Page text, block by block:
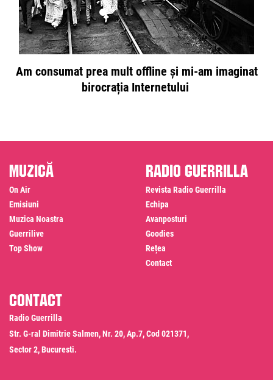
Am consumat prea mult offline și mi-am imaginat
birocrația Internetului
Muzică
On Air
Emisiuni
Muzica Noastra
Guerrilive
Top Show
Radio Guerrilla
Revista Radio Guerrilla
Echipa
Avanposturi
Goodies
Rețea
Contact
Contact
Radio Guerrilla
Str. G-ral Dimitrie Salmen, Nr. 20, Ap.7, Cod 021371,
Sector 2, Bucuresti.